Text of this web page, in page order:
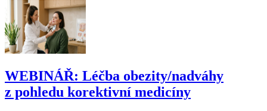
WEBINÁŘ: Léčba obezity/nadváhy
z pohledu korektivní medicíny